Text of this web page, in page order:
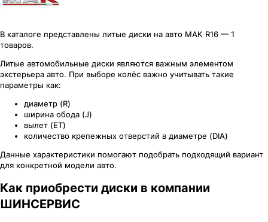
В каталоге представлены литые диски на авто MAK R16 — 1
товаров.
Литые автомобильные диски являются важным элементом
экстерьера авто. При выборе колёс важно учитывать такие
параметры как:
диаметр (R)
ширина обода (J)
вылет (ET)
количество крепежных отверстий в диаметре (DIA)
Данные характеристики помогают подобрать подходящий вариант
для конкретной модели авто.
Как приобрести диски в компании
ШИНСЕРВИС